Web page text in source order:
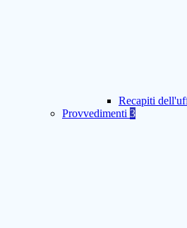
Recapiti
Provvedimenti 3